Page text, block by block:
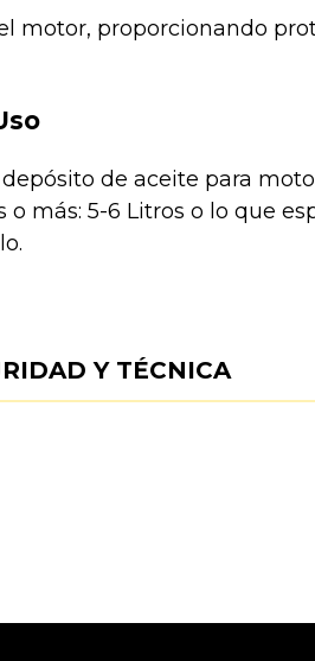
motor, proporcionando
de aceite para
o más: 5-6 Litros o lo que
Y TÉCNICA